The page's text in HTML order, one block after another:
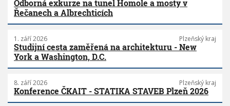
Odborná exkurze na tunel Homole a mosty v
Řečanech a Albrechticích
1. září 2026 Plzeňský kraj
Studijní cesta zaměřená na architekturu - New
York a Washington, D.C.
8. září 2026 Plzeňský kraj
Konference ČKAIT - STATIKA STAVEB Plzeň 2026